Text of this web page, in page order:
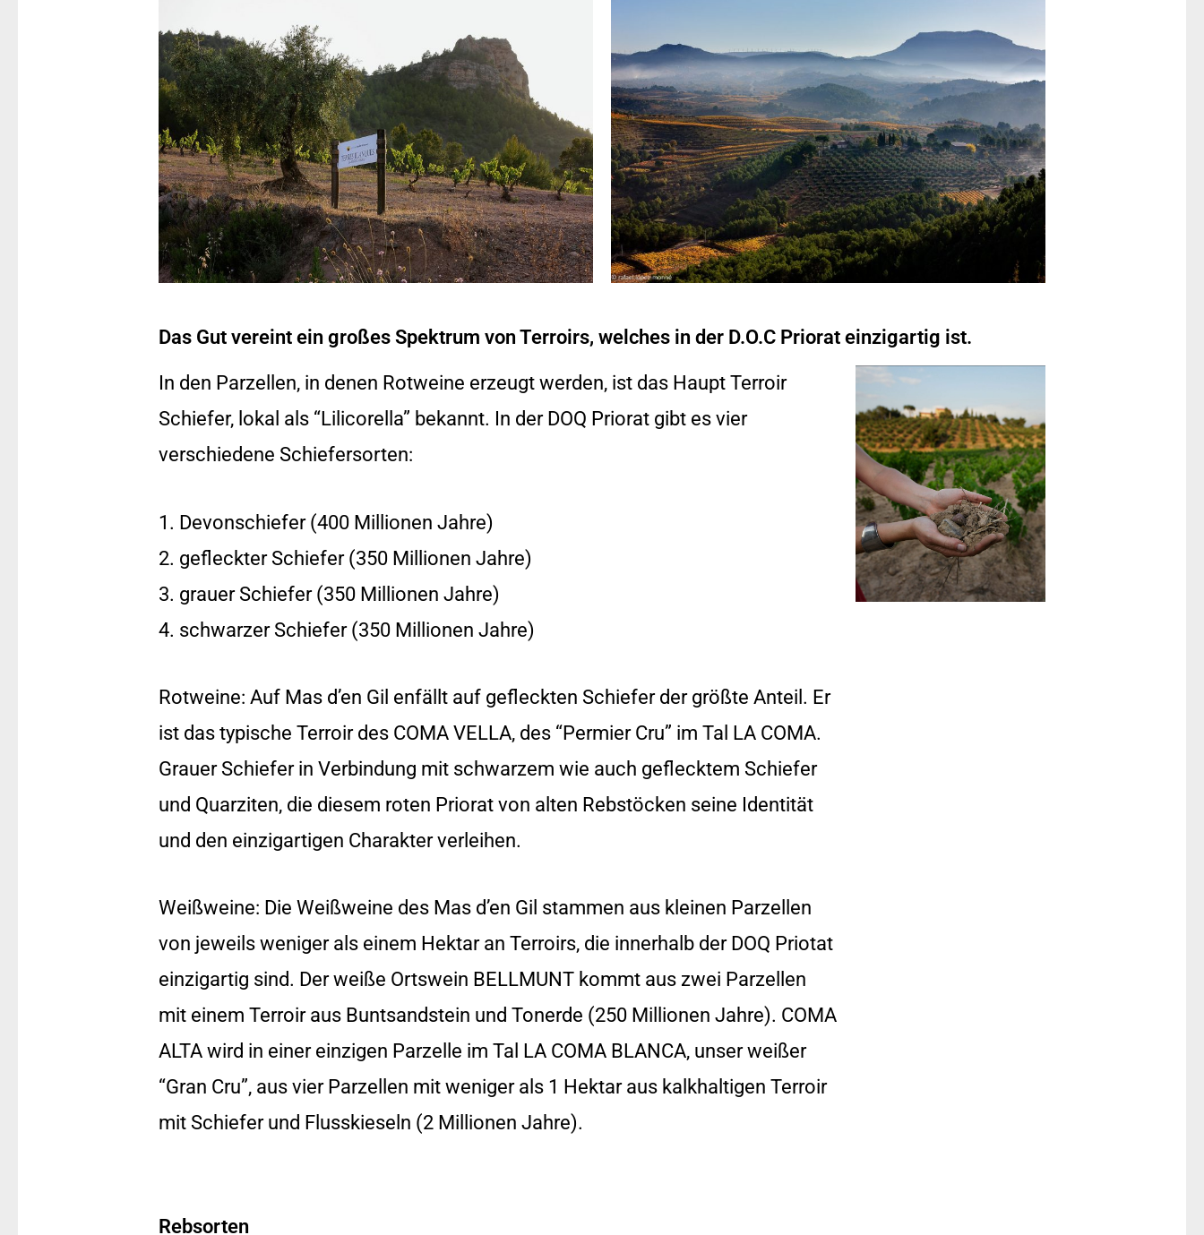
Das Gut vereint ein großes Spektrum von Terroirs, welches in der D.O.C Priorat einzigartig ist.
In den Parzellen, in denen Rotweine erzeugt werden, ist das Haupt Terroir
Schiefer, lokal als “Lilicorella” bekannt. In der DOQ Priorat gibt es vier
verschiedene Schiefersorten:
1. Devonschiefer (400 Millionen Jahre)
2. gefleckter Schiefer (350 Millionen Jahre)
3. grauer Schiefer (350 Millionen Jahre)
4. schwarzer Schiefer (350 Millionen Jahre)
Rotweine: Auf Mas d’en Gil enfällt auf gefleckten Schiefer der größte Anteil. Er
ist das typische Terroir des COMA VELLA, des “Permier Cru” im Tal LA COMA.
Grauer Schiefer in Verbindung mit schwarzem wie auch geflecktem Schiefer
und Quarziten, die diesem roten Priorat von alten Rebstöcken seine Identität
und den einzigartigen Charakter verleihen.
Weißweine: Die Weißweine des Mas d’en Gil stammen aus kleinen Parzellen
von jeweils weniger als einem Hektar an Terroirs, die innerhalb der DOQ Priotat
einzigartig sind. Der weiße Ortswein BELLMUNT kommt aus zwei Parzellen
mit einem Terroir aus Buntsandstein und Tonerde (250 Millionen Jahre). COMA
ALTA wird in einer einzigen Parzelle im Tal LA COMA BLANCA, unser weißer
“Gran Cru”, aus vier Parzellen mit weniger als 1 Hektar aus kalkhaltigen Terroir
mit Schiefer und Flusskieseln (2 Millionen Jahre).
Rebsorten